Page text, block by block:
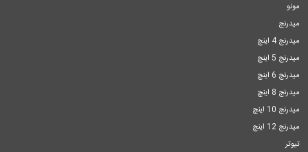
مونو
میدرنج
میدرنج 4 اینچ
میدرنج 5 اینچ
میدرنج 6 اینچ
میدرنج 8 اینچ
میدرنج 10 اینچ
میدرنج 12 اینچ
تیوتر